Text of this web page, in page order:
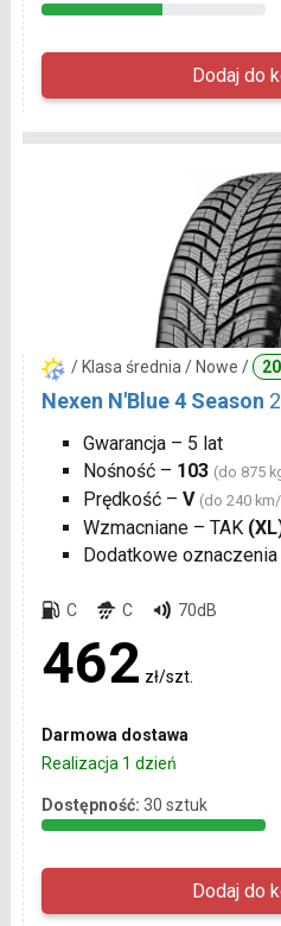
/ Klasa średnia / Nowe /
Nexen N'Blue 4 Season
Gwarancja – 5 lat
Nośność – 103 (do 875
Prędkość – V (do 240
Wzmacniane – TAK
Dodatkowe
C C 70dB
462 zł/szt.
Darmowa dostawa
Realizacja 1 dzień
Dostępność: 30 sztuk